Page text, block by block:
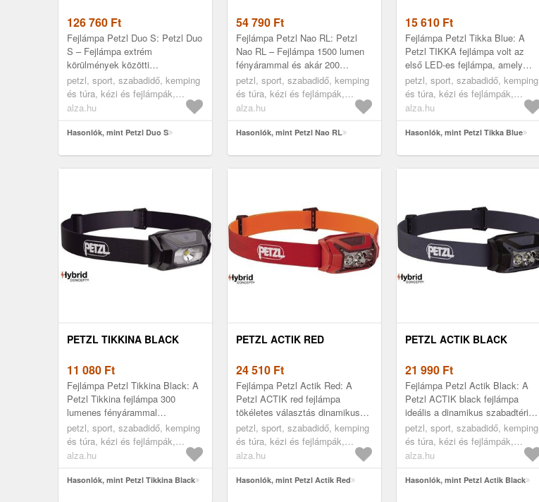
126 760 Ft
Fejlámpa Petzl Duo S: Petzl Duo
S – Fejlámpa extrém
körülmények közötti
munkavégzéshezA Petzl Duo S
a Petzl fejlámpák
leghatékonyabb modellje, amel...
petzl, sport, szabadidő, kemping
és túra, kézi és fejlámpák,
fejlámpák
alza.hu
Hasonlók, mint Petzl Duo S
54 790 Ft
Fejlámpa Petzl Nao RL: Petzl
Nao RL – Fejlámpa 1500 lumen
fényárammal és akár 200
méteres fénytávolsággalA Petzl
Nao RL fejlámpát extrém
teljesítmé...
petzl, sport, szabadidő, kemping
és túra, kézi és fejlámpák,
fejlámpák
alza.hu
Hasonlók, mint Petzl Nao RL
15 610 Ft
Fejlámpa Petzl Tikka Blue: A
Petzl TIKKA fejlámpa volt az
első LED-es fejlámpa, amely
izzók helyett LED diódákat
használt. 20 évvel ezelőtt került
...
petzl, sport, szabadidő, kemping
és túra, kézi és fejlámpák,
fejlámpák
alza.hu
Hasonlók, mint Petzl Tikka Blue
PETZL TIKKINA BLACK
11 080 Ft
Fejlámpa Petzl Tikkina Black: A
Petzl Tikkina fejlámpa 300
lumenes fényárammal
rendelkezik, és egyenletes,
kellemes fénnyel világítja meg a
csillag...
petzl, sport, szabadidő, kemping
és túra, kézi és fejlámpák,
fejlámpák
alza.hu
Hasonlók, mint Petzl Tikkina Black
PETZL ACTIK RED
24 510 Ft
Fejlámpa Petzl Actik Red: A
Petzl ACTIK red fejlámpa
tökéletes választás dinamikus
szabadtéri sportokhoz. 450
lumen fényereje erőteljes és
kényelme...
petzl, sport, szabadidő, kemping
és túra, kézi és fejlámpák,
fejlámpák
alza.hu
Hasonlók, mint Petzl Actik Red
PETZL ACTIK BLACK
21 990 Ft
Fejlámpa Petzl Actik Black: A
Petzl ACTIK black fejlámpa
ideális a dinamikus szabadtéri
sportokhoz. 450 lumenes
fényteljesítménye erőteljes és
kény...
petzl, sport, szabadidő, kemping
és túra, kézi és fejlámpák,
fejlámpák
alza.hu
Hasonlók, mint Petzl Actik Black